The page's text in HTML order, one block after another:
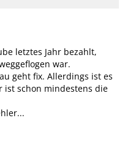
letztes Jahr bezahlt,
war.
geht fix. Allerdings ist es
schon mindestens die